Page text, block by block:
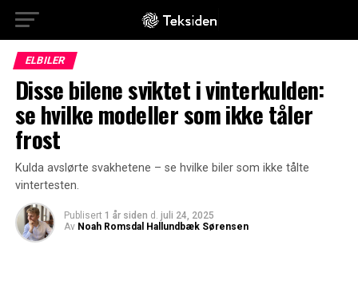
ELBILER
Disse bilene sviktet i vinterkulden:
se hvilke modeller som ikke tåler
frost
Kulda avslørte svakhetene – se hvilke biler som ikke tålte
vintertesten.
Publisert 1 år siden d. juli 24, 2025
Av Noah Romsdal Hallundbæk Sørensen